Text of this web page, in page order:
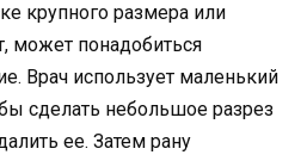
крупного размера или
может понадобиться
Врач использует маленький
сделать небольшое разрез
ее. Затем рану